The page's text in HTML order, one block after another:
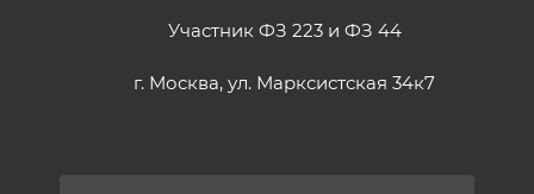
Участник ФЗ 223 и ФЗ 44
г. Москва, ул. Марксистская 34к7